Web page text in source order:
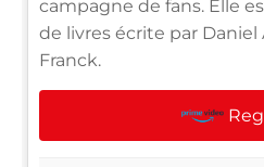
campagne de fans. Elle
de livres écrite par Daniel
Franck.